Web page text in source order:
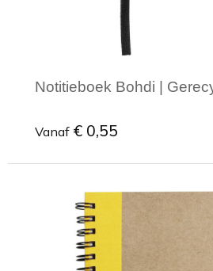
Notitieboek Bohdi |
Vanaf € 0,55
Minimale afname: 1